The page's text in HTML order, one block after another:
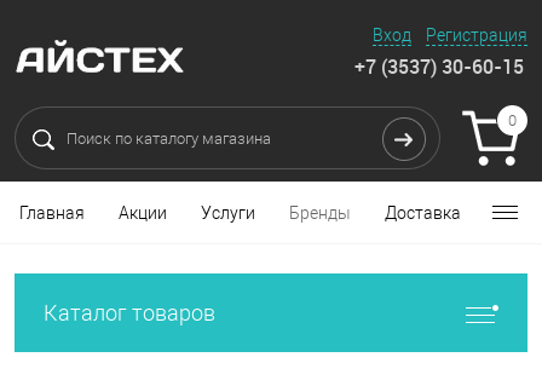
Вход Регистрация
+7 (3537) 30-60-15
0
Главная Акции Услуги Бренды Доставка
Каталог товаров